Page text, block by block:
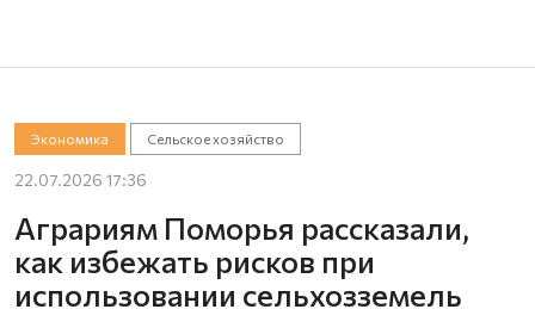
Экономика Сельское хозяйство
22.07.2026 17:36
Аграриям Поморья рассказали,
как избежать рисков при
использовании сельхозземель